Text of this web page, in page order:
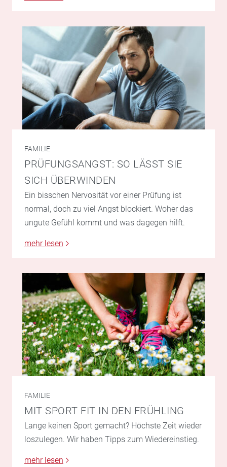
FAMILIE
PRÜFUNGSANGST: SO LÄSST SIE
SICH ÜBERWINDEN
Ein bisschen Nervosität vor einer Prüfung ist
normal, doch zu viel Angst blockiert. Woher das
ungute Gefühl kommt und was dagegen hilft.
mehr lesen
FAMILIE
MIT SPORT FIT IN DEN FRÜHLING
Lange keinen Sport gemacht? Höchste Zeit wieder
loszulegen. Wir haben Tipps zum Wiedereinstieg.
mehr lesen